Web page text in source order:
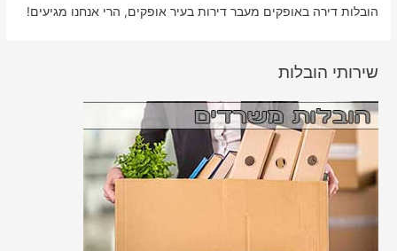
הובלות דירה באופקים מעבר דירות בעיר אופקים, הרי אנחנו מגיעים!
שירותי הובלות